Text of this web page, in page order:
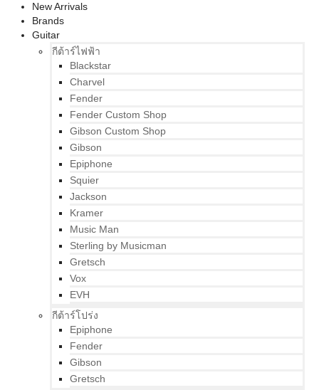
New Arrivals
Brands
Guitar
กีต้าร์ไฟฟ้า
Blackstar
Charvel
Fender
Fender Custom Shop
Gibson Custom Shop
Gibson
Epiphone
Squier
Jackson
Kramer
Music Man
Sterling by Musicman
Gretsch
Vox
EVH
กีต้าร์โปร่ง
Epiphone
Fender
Gibson
Gretsch